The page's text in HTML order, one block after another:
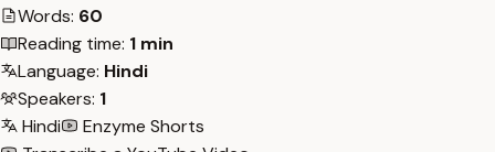
Words: 60
Reading time: 1 min
Language: Hindi
Speakers: 1
Hindi
Enzyme Shorts